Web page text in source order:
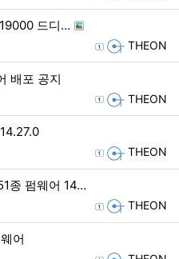
드디…
등록자 THEON
배포 공지
등록자 THEON
등록자 THEON
종 펌웨어 14…
등록자 THEON
어